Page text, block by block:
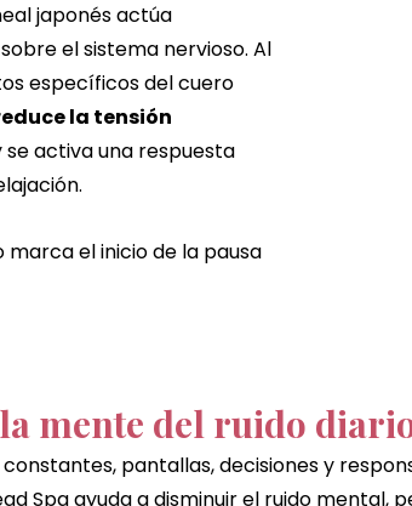
japonés actúa
el sistema nervioso. Al
específicos del cuero
la tensión
se activa una respuesta
marca el inicio de la pausa
mente del ruido
pantallas, decisiones y
Spa ayuda a disminuir el ruido mental,